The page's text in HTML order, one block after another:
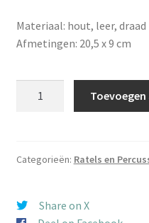
Materiaal: hout, leer, draad
Afmetingen: 20,5 x 9 cm
Categorieën: Ratels en
Share on X